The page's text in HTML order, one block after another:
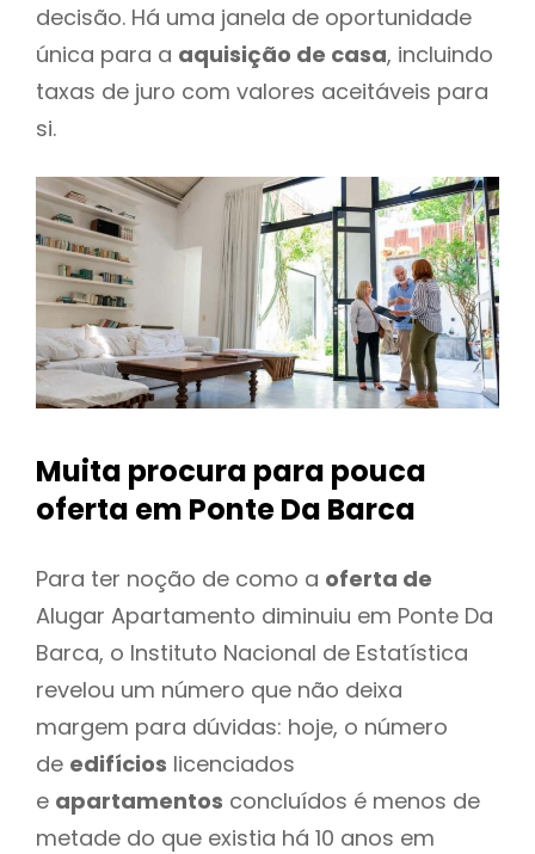
decisão. Há uma janela de oportunidade
única para a aquisição de casa, incluindo
taxas de juro com valores aceitáveis para
si.
Muita procura para pouca
oferta em Ponte Da Barca
Para ter noção de como a oferta de
Alugar Apartamento diminuiu em Ponte Da
Barca, o Instituto Nacional de Estatística
revelou um número que não deixa
margem para dúvidas: hoje, o número
de edifícios licenciados
e apartamentos concluídos é menos de
metade do que existia há 10 anos em